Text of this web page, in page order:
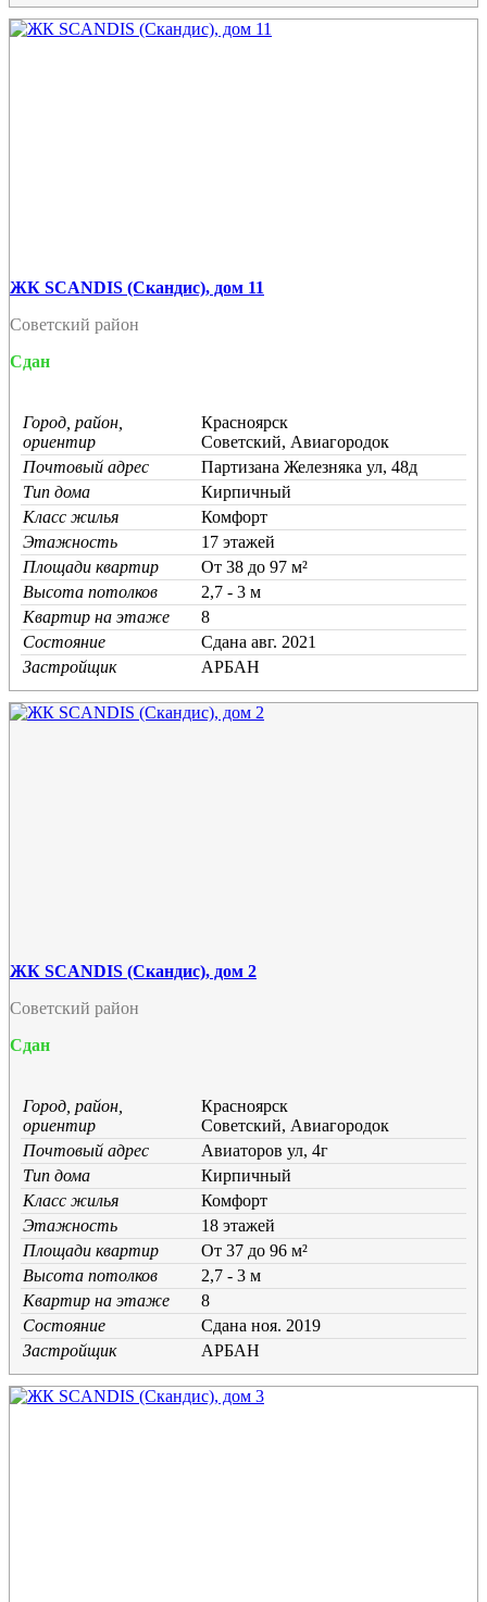
ЖК SCANDIS (Скандис), дом 11
Советский район
Сдан
Город, район,
ориентир
Красноярск
Советский, Авиагородок
Почтовый адрес
Партизана Железняка ул, 48д
Тип дома
Кирпичный
Класс жилья
Комфорт
Этажность
17 этажей
Площади квартир
От 38 до 97 м²
Высота потолков
2,7 - 3 м
Квартир на этаже
8
Состояние
Cдана авг. 2021
Застройщик
АРБАН
ЖК SCANDIS (Скандис), дом 2
Советский район
Сдан
Город, район,
ориентир
Красноярск
Советский, Авиагородок
Почтовый адрес
Авиаторов ул, 4г
Тип дома
Кирпичный
Класс жилья
Комфорт
Этажность
18 этажей
Площади квартир
От 37 до 96 м²
Высота потолков
2,7 - 3 м
Квартир на этаже
8
Состояние
Cдана ноя. 2019
Застройщик
АРБАН